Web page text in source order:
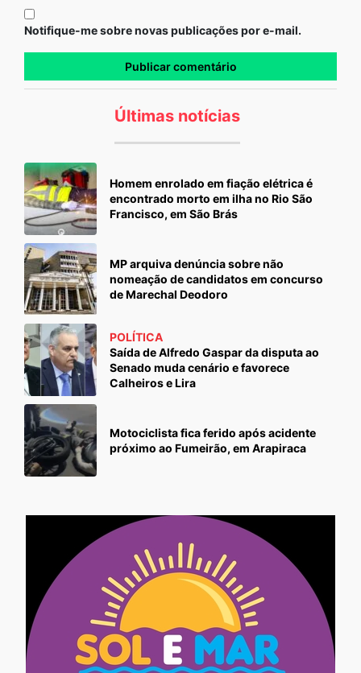
Notifique-me sobre novas publicações por e-mail.
Últimas notícias
Homem enrolado em fiação elétrica é
encontrado morto em ilha no Rio São
Francisco, em São Brás
MP arquiva denúncia sobre não
nomeação de candidatos em concurso
de Marechal Deodoro
POLÍTICA
Saída de Alfredo Gaspar da disputa ao
Senado muda cenário e favorece
Calheiros e Lira
Motociclista fica ferido após acidente
próximo ao Fumeirão, em Arapiraca